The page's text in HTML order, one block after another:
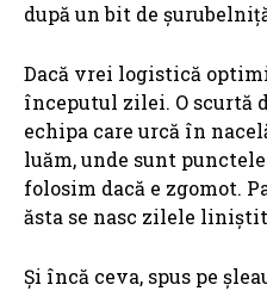
după un bit de
Dacă vrei logistică
începutul zilei. O scurtă
echipa care urcă în
luăm, unde sunt
folosim dacă e zgomot.
ăsta se nasc zilele
Și încă ceva, spus pe